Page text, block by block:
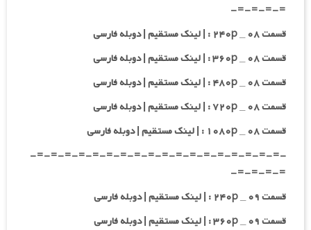
=-=-=-=-
قسمت ۰۸ _ ۲۴۰p : | لینک مستقیم | دوبله فارسی
قسمت ۰۸ _ ۳۶۰p : | لینک مستقیم | دوبله فارسی
قسمت ۰۸ _ ۴۸۰p : | لینک مستقیم | دوبله فارسی
قسمت ۰۸ _ ۷۲۰p : | لینک مستقیم | دوبله فارسی
قسمت ۰۸ _ ۱۰۸۰p : | لینک مستقیم | دوبله فارسی
-=-=-=-=-=-=-=-=-=-=-=-=-=-=-=-=-=-=-
=-=-=-=-
قسمت ۰۹ _ ۲۴۰p : | لینک مستقیم | دوبله فارسی
قسمت ۰۹ _ ۳۶۰p : | لینک مستقیم | دوبله فارسی